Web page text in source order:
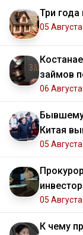
Три года
05
займов
06
Бывшему
Китая
05
05
К чему